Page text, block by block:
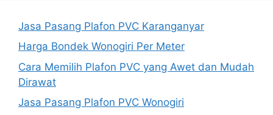
Jasa Pasang Plafon PVC Karanganyar
Harga Bondek Wonogiri Per Meter
Cara Memilih Plafon PVC yang Awet dan Mudah
Dirawat
Jasa Pasang Plafon PVC Wonogiri